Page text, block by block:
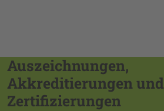
Auszeichnungen,
Akkreditierungen und
Zertifizierungen